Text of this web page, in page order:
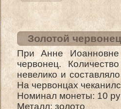
Золотой
При Анне
червонец.
невелико и
На червонцах
Номинал монеты: 10
Металл: золото